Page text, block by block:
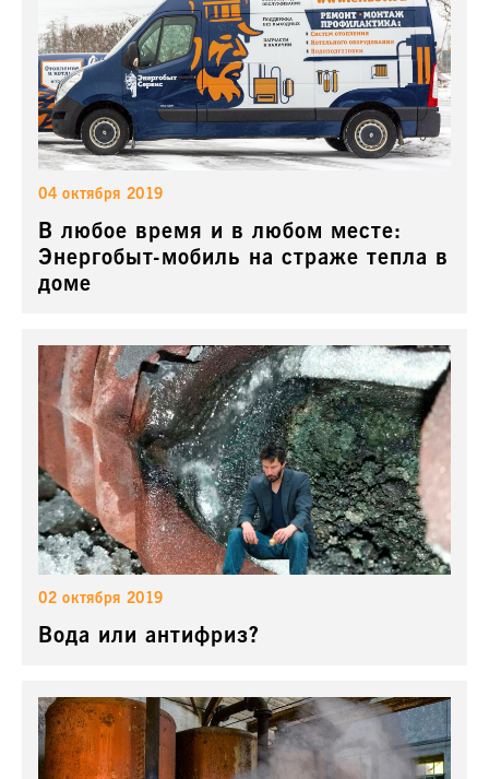
04 октября 2019
В любое время и в любом месте:
Энергобыт-мобиль на страже тепла в
доме
02 октября 2019
Вода или антифриз?